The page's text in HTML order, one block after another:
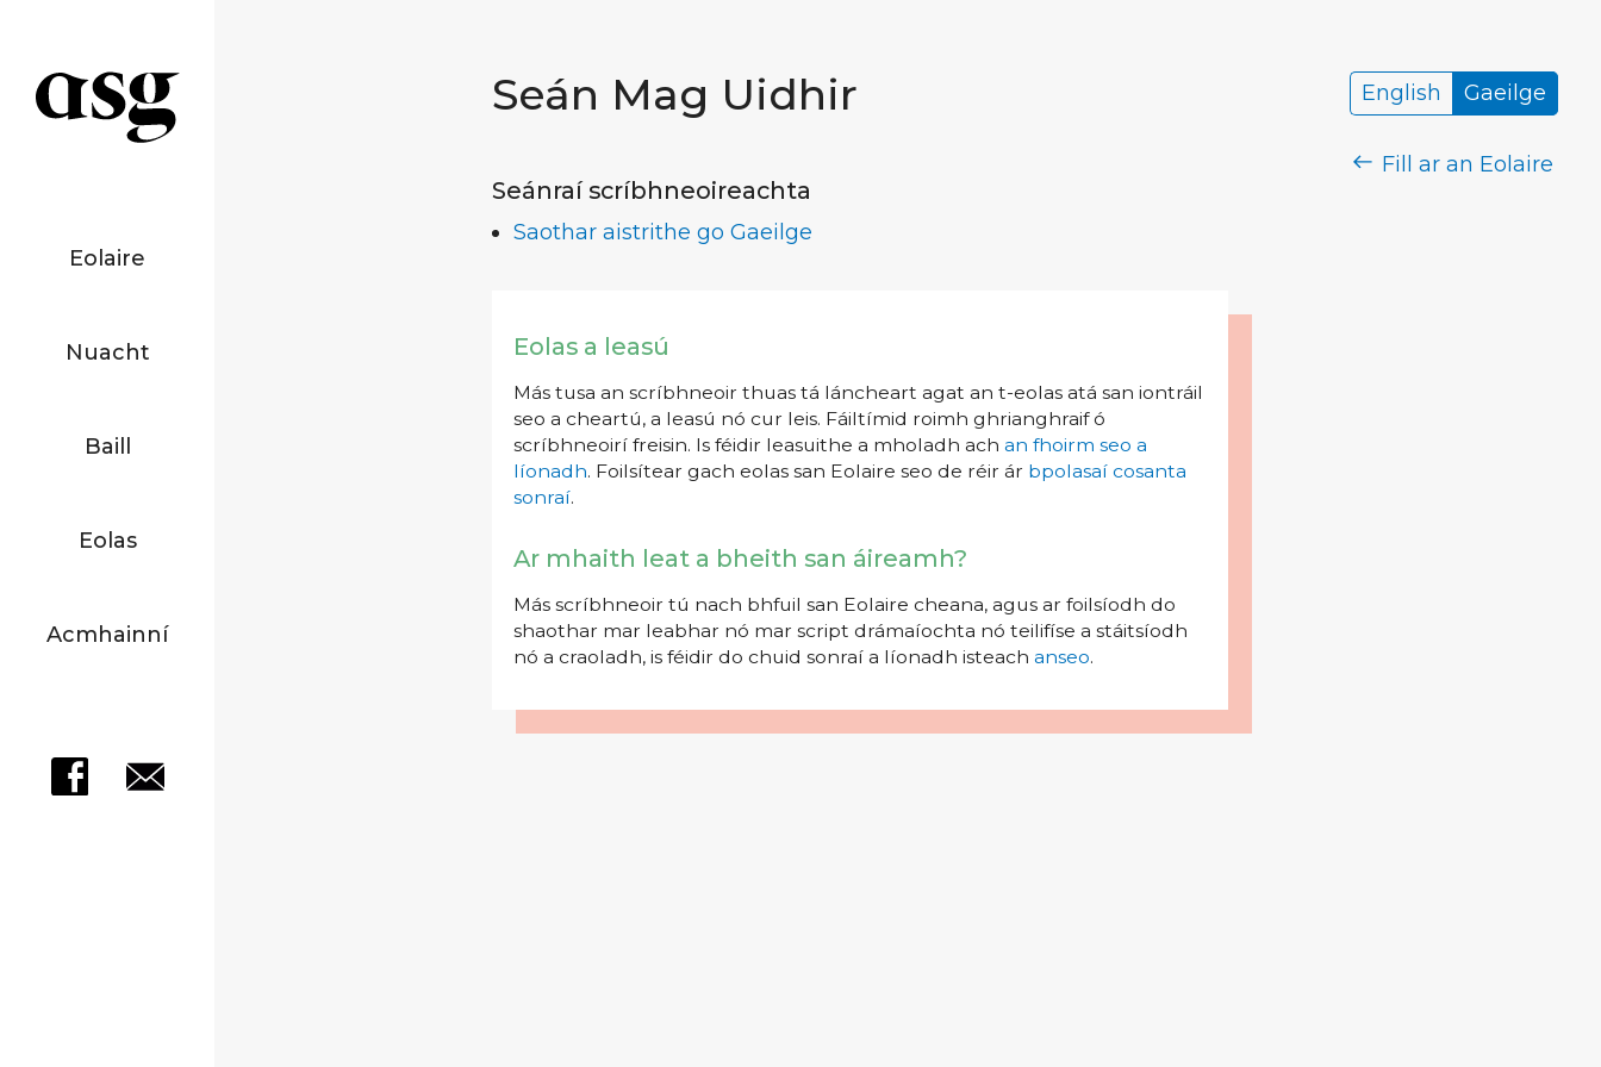
Eolaire
Nuacht
Baill
Eolas
Acmhainní
Seán Mag Uidhir English Gaeilge
Fill ar an Eolaire
Seánraí scríbhneoireachta
Saothar aistrithe go Gaeilge
Eolas a leasú
Más tusa an scríbhneoir thuas tá láncheart agat an t-eolas atá san iontráil
seo a cheartú, a leasú nó cur leis. Fáiltímid roimh ghrianghraif ó
scríbhneoirí freisin. Is féidir leasuithe a mholadh ach an fhoirm seo a
líonadh. Foilsítear gach eolas san Eolaire seo de réir ár bpolasaí cosanta
sonraí.
Ar mhaith leat a bheith san áireamh?
Más scríbhneoir tú nach bhfuil san Eolaire cheana, agus ar foilsíodh do
shaothar mar leabhar nó mar script drámaíochta nó teilifíse a stáitsíodh
nó a craoladh, is féidir do chuid sonraí a líonadh isteach anseo.